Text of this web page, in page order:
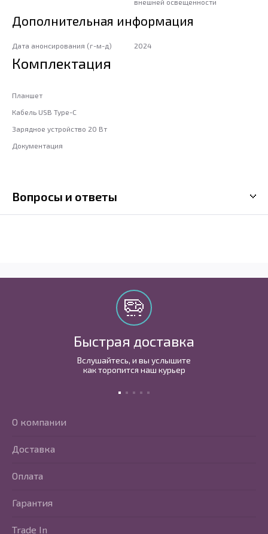
внешней освещенности
Дополнительная информация
Дата анонсирования (г-м-д) 2024
Комплектация
Планшет
Кабель USB Type-C
Зарядное устройство 20 Вт
Документация
Вопросы и ответы
Быстрая доставка
Вслушайтесь, и вы услышите
как торопится наш курьер
О компании
Доставка
Оплата
Гарантия
Trade In